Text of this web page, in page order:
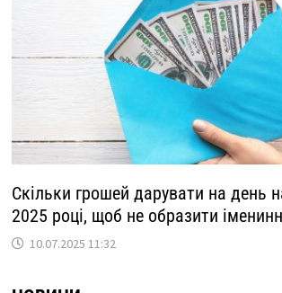
Скільки грошей дарувати на день
2025 році, щоб не образити
10.07.2025 11:32